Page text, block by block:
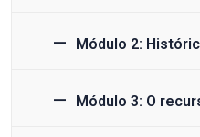
Módulo 2:
Módulo 3: O